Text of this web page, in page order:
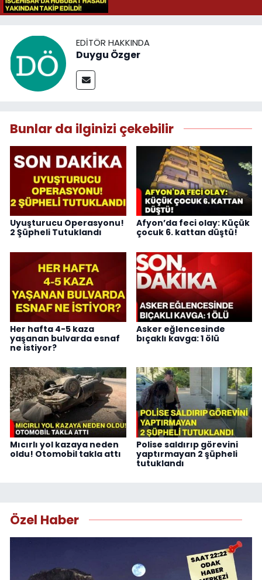
EDITÖR HAKKINDA
Duygu Özger
Bunlar da ilginizi çekebilir
Uyuşturucu Operasyonu!
2 Şüpheli Tutuklandı
Afyon’da feci olay: Küçük
çocuk 6. kattan düştü!
Her hafta 4-5 kaza
yaşanan bulvarda esnaf
ne istiyor?
Asker eğlencesinde
bıçaklı kavga: 1 ölü
Mıcırlı yol kazaya neden
oldu! Otomobil takla attı
Polise saldırıp görevini
yaptırmayan 2 şüpheli
tutuklandı
Özel Haber